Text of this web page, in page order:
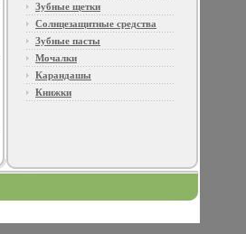
Зубные щетки
Солнцезащитные средства
Зубные пасты
Мочалки
Карандашы
Книжки